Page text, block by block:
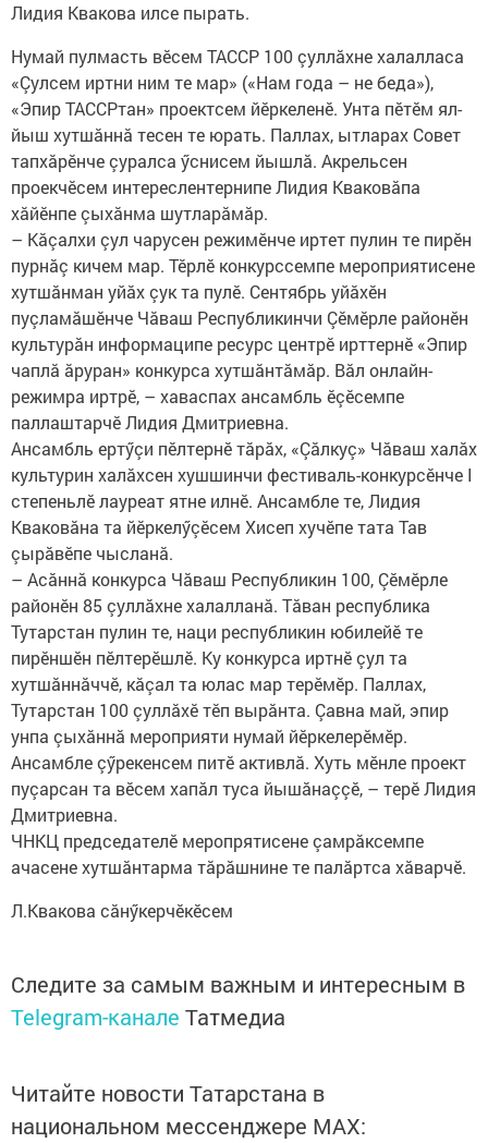
Лидия Квакова илсе пырать.
Нумай пулмасть вӗсем ТАССР 100 çуллăхне халалласа
«Çулсем иртни ним те мар» («Нам года – не беда»),
«Эпир ТАССРтан» проектсем​ йӗркеленӗ. Унта пӗтӗм ял-
йыш хутшăннă тесен те юрать. Паллах, ытларах Совет
тапхăрӗнче çуралса ӳснисем йышлă. Акрельсен
проекчӗсем интереслентернипе Лидия Кваковăпа
хăйӗнпе çыхăнма шутларăмăр.
– Кăçалхи çул чарусен режимӗнче иртет пулин те пирӗн
пурнăç кичем мар. Тӗрлӗ конкурссемпе мероприятисене
хутшăнман уйăх çук та пулӗ. Сентябрь уйăхӗн
пуçламăшӗнче Чăваш Республикинчи Çӗмӗрле районӗн
культурăн информаципе ресурс центрӗ ирттернӗ «Эпир
чаплă ăруран» конкурса​ хутшăнтăмăр. Вăл онлайн-
режимра иртрӗ, – хаваспах ансамбль ӗçӗсемпе
паллаштарчӗ Лидия Дмитриевна.
Ансамбль ертӳçи пӗлтернӗ тăрăх, «Çăлкуç» Чăваш халăх
культурин халăхсен хушшинчи фестиваль-конкурсӗнче I
степеньлӗ лауреат ятне илнӗ. Ансамбле те, Лидия
Кваковăна та йӗркелӳçӗсем Хисеп хучӗпе тата Тав
çырăвӗпе чысланă.
– Асăннă конкурса Чăваш Республикин 100, Çӗмӗрле
районӗн 85 çуллăхне халалланă. Тăван республика
Тутарстан пулин те, наци республикин юбилейӗ те
пирӗншӗн пӗлтерӗшлӗ. Ку конкурса иртнӗ çул та
хутшăннăччӗ, кăçал та юлас мар терӗмӗр. Паллах,
Тутарстан 100 çуллăхӗ тӗп вырăнта. Çавна май, эпир
унпа çыхăннă мероприяти нумай йӗркелерӗмӗр.
Ансамбле çӳрекенсем питӗ активлă. Хуть мӗнле проект
пуçарсан та вӗсем хапăл туса йышăнаççӗ, – терӗ Лидия
Дмитриевна.
ЧНКЦ председателӗ меропрятисене çамрăксемпе
ачасене хутшăнтарма тăрăшнине те палăртса хăварчӗ.
Л.Квакова сăнӳкерчӗкӗсем
Следите за самым важным и интересным в
Telegram-канале Татмедиа
Читайте новости Татарстана в
национальном мессенджере MАХ: